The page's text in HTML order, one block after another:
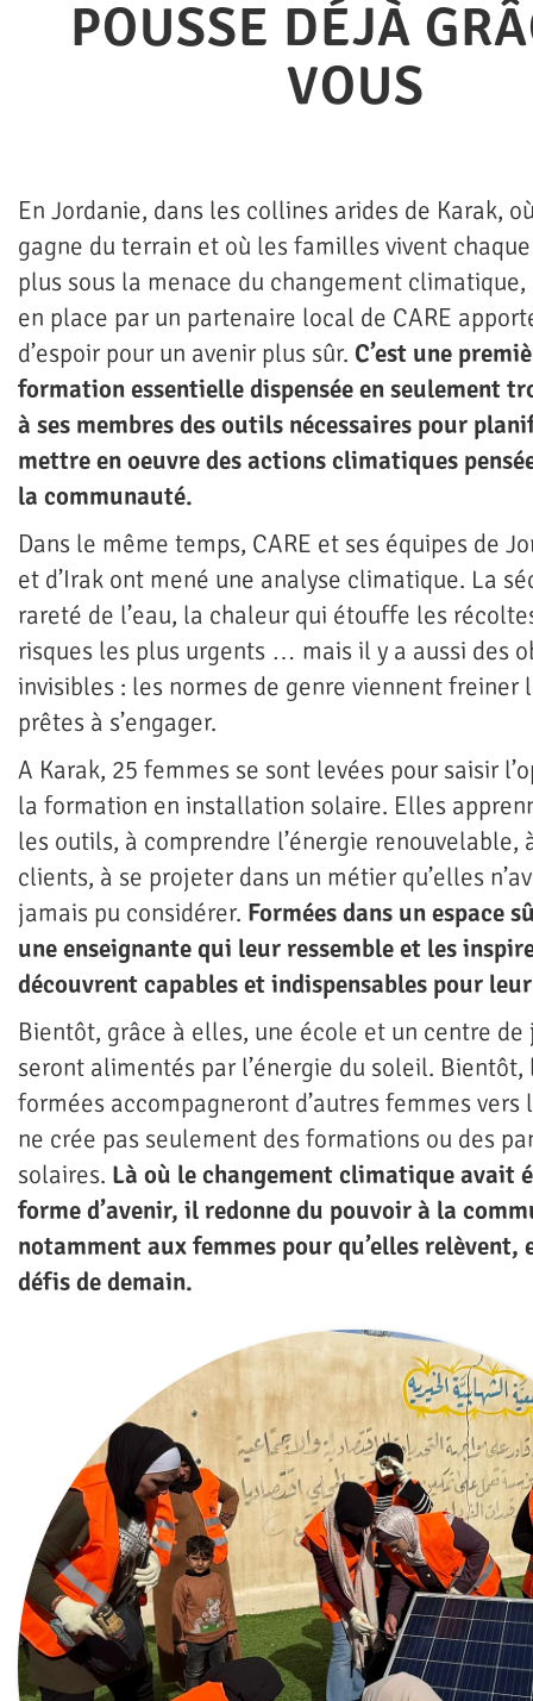
POUSSE DÉJÀ
VOUS
En Jordanie, dans les collines arides de Karak,
gagne du terrain et où les familles vivent
plus sous la menace du changement
en place par un partenaire local de CARE
d’espoir pour un avenir plus sûr. C’est une
formation essentielle dispensée en seulement
à ses membres des outils nécessaires pour
mettre en oeuvre des actions climatiques
la communauté.
Dans le même temps, CARE et ses équipes de
et d’Irak ont mené une analyse climatique. La
rareté de l’eau, la chaleur qui étouffe les
risques les plus urgents … mais il y a aussi des
invisibles : les normes de genre viennent freiner
prêtes à s’engager.
A Karak, 25 femmes se sont levées pour saisir
la formation en installation solaire. Elles
les outils, à comprendre l’énergie renouvelable,
clients, à se projeter dans un métier qu’elles
jamais pu considérer. Formées dans un espace
une enseignante qui leur ressemble et les
découvrent capables et indispensables pour
Bientôt, grâce à elles, une école et un centre de
seront alimentés par l’énergie du soleil. Bientôt,
formées accompagneront d’autres femmes vers
ne crée pas seulement des formations ou des
solaires. Là où le changement climatique avait
forme d’avenir, il redonne du pouvoir à la
notamment aux femmes pour qu’elles relèvent,
défis de demain.